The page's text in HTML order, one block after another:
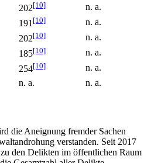
202[10]
n. a.
191 [10]
n. a.
202[10]
n. a.
185[10]
n. a.
254[10]
n. a.
n. a. n. a.
die Aneignung fremder Sachen
verstanden. Seit 2017
den Delikten im öffentlichen Raum